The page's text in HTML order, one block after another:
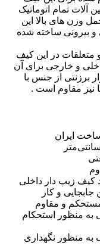
آلات تمام اتوماتیک
وزن های بالا این
و بیرونی ساخته شده
متعلقات در این کیف
و خارجی برای آن
برزنتی از جنس با
نیز مقاوم است .
ایران
جابجایی و کار
و مقاوم
به منظور استحکام
منظور نگهداری